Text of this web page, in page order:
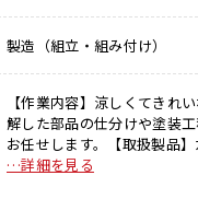
製造（組立・組み付け）
【作業内容】涼しくてきれ
解した部品の仕分けや塗装
お任せします。【取扱製品】ガスメータ ■お仕事PR ≪適度な残業
間未満で、 ほどよく稼げま
…詳細を見る